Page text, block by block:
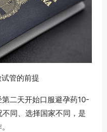
管的前提
二天开始口服避孕药10-
同、选择国家不同，是